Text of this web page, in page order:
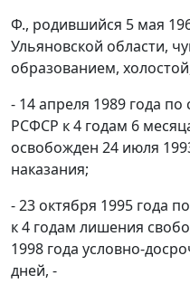
Ф., родившийся 5 мая
Ульяновской области,
образованием,
- 14 апреля 1989 года по
РСФСР к 4 годам 6
освобожден 24 июля
наказания;
- 23 октября 1995 года по
к 4 годам лишения
1998 года условно-
дней, -